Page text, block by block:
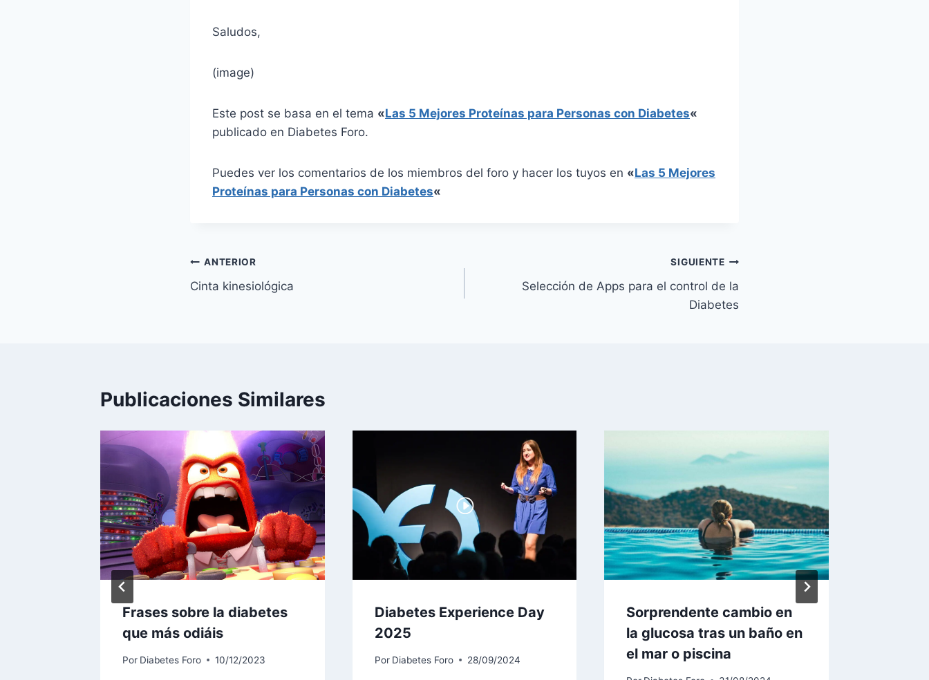
Saludos,
(image)
Este post se basa en el tema «Las 5 Mejores Proteínas para Personas con Diabetes«
publicado en Diabetes Foro.
Puedes ver los comentarios de los miembros del foro y hacer los tuyos en «Las 5 Mejores
Proteínas para Personas con Diabetes«
Navegación
de
ANTERIOR
Cinta kinesiológica
SIGUIENTE
Selección de Apps para el control de la
Diabetes
Publicaciones Similares
Frases sobre la diabetes
que más odiáis
Por Diabetes Foro 10/12/2023
Diabetes Experience Day
2025
Por Diabetes Foro 28/09/2024
Sorprendente cambio en
la glucosa tras un baño en
el mar o piscina